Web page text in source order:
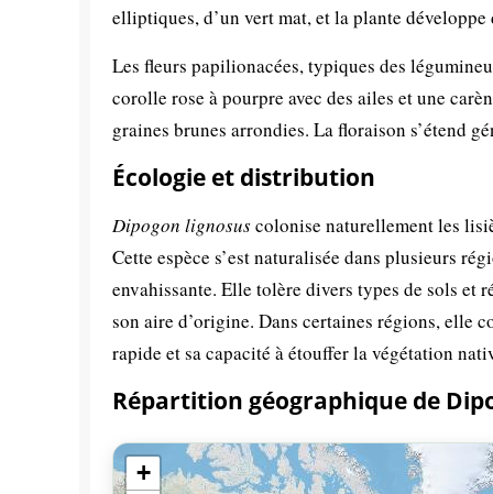
elliptiques, d’un vert mat, et la plante
Les fleurs papilionacées, typiques des
corolle rose à pourpre avec des ailes et une
graines brunes arrondies. La floraison s’étend
Écologie et distribution
Dipogon lignosuscolonise naturellement les
Cette espèce s’est naturalisée dans plusieurs
envahissante. Elle tolère divers types de sols et
son aire d’origine. Dans certaines régions, elle
rapide et sa capacité à étouffer la végétation
Répartition géographique de
+